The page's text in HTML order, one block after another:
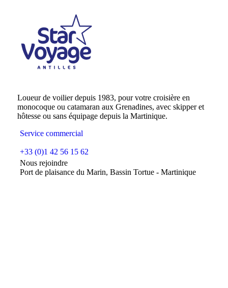
Loueur de voilier depuis 1983, pour votre croisière en
monocoque ou catamaran aux Grenadines, avec skipper et
hôtesse ou sans équipage depuis la Martinique.
Service commercial
+33 (0)1 42 56 15 62
Nous rejoindre
Port de plaisance du Marin, Bassin Tortue - Martinique